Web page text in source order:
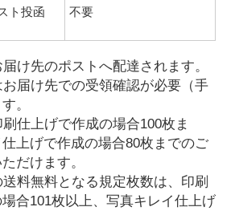
ト投函 不要
け先のポストへ配達されます。
届け先での受領確認が必要（手
。
仕上げで作成の場合100枚ま
上げで作成の場合80枚までのご
だけます。
料無料となる規定枚数は、印刷
合101枚以上、写真キレイ仕上げ